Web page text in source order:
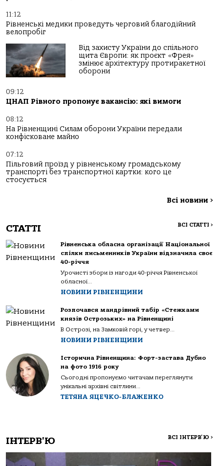
11:12
Рівненські медики проведуть черговий благодійний
велопробіг
Від захисту України до спільного
щита Європи: як проєкт «Фрея»
змінює архітектуру протиракетної
оборони
09:12
ЦНАП Рівного пропонує вакансію: які вимоги
08:12
На Рівненщині Силам оборони України передали
конфісковане майно
07:12
Пільговий проїзд у рівненському громадському
транспорті без транспортної картки: кого це
стосується
Всі новини >
СТАТТІ ВСІ СТАТТІ >
Рівненська обласна організації Національної
спілки письменників України відзначила своє
40-річчя
Урочисті збори із нагоди 40-річчя Рівненської
обласної...
НОВИНИ РІВНЕНЩИНИ
Розпочався мандрівний табір «Стежками
князів Острозьких» на Рівненщині
В Острозі, на Замковій горі, у четвер...
НОВИНИ РІВНЕНЩИНИ
Історична Рівненщина: Форт-застава Дубно
на фото 1916 року
Сьогодні пропонуємо читачам переглянути
унікальні архівні світлини...
ТЕТЯНА ЯЦЕЧКО-БЛАЖЕНКО
ІНТЕРВ'Ю ВСІ ІНТЕРВ'Ю >